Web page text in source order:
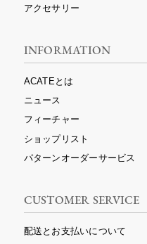
アクセサリー
INFORMATION
ACATEとは
ニュース
フィーチャー
ショップリスト
パターンオーダーサービス
CUSTOMER SERVICE
配送とお支払いについて